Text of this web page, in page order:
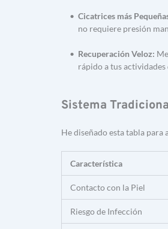
Cicatrices más
no requiere presión
Recuperación Veloz:
rápido a tus actividades
Sistema
He diseñado esta tabla para
Característica
Contacto con la Piel
Riesgo de Infección